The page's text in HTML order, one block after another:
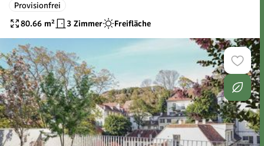
Tiergar
Provisionfrei
80.66 m² 3 Zimmer Freifläche